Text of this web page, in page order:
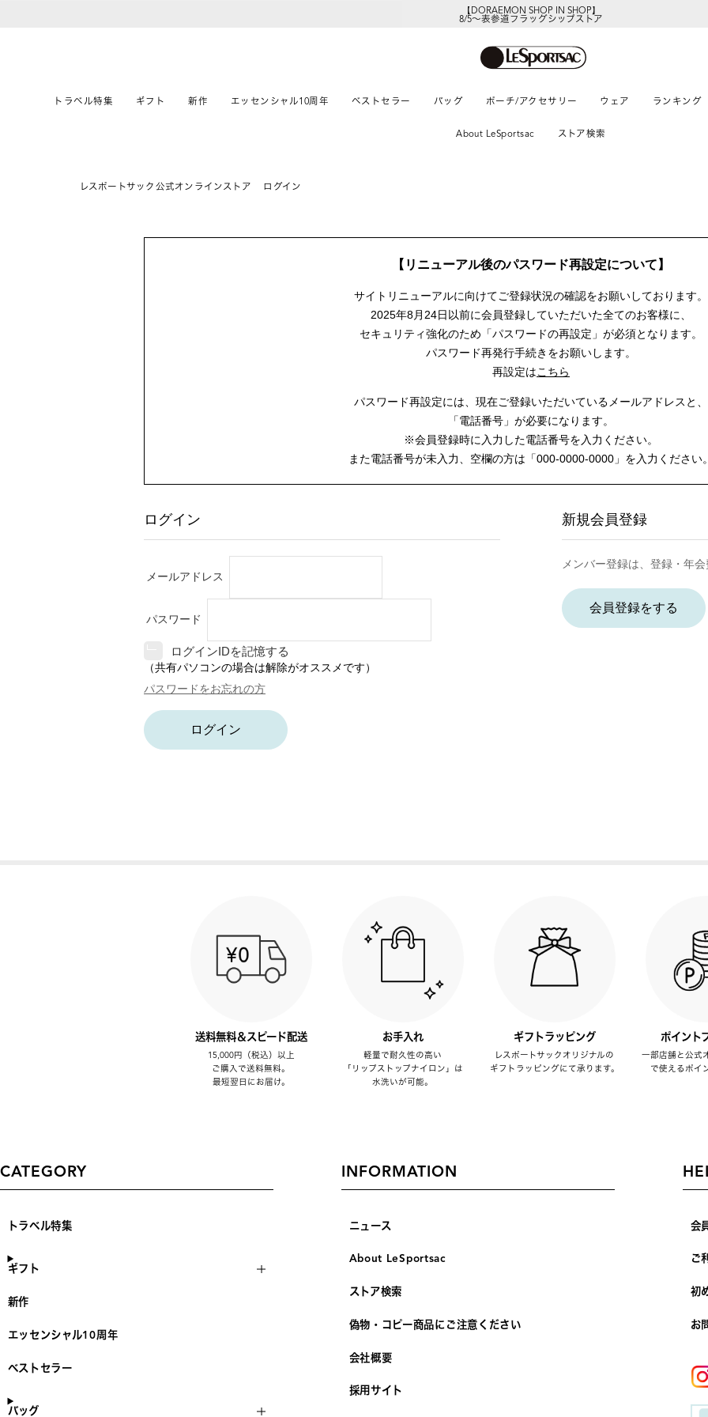
【DORAEMON SHOP IN SHOP】
8/5～表参道フラッグシップストア
トラベル特集 ギフト 新作 エッセンシャル10周年 ベストセラー バッグ ポーチ/アクセサリー ウェア ランキング
About LeSportsac ストア検索
レスポートサック公式オンラインストア ログイン
【リニューアル後のパスワード再設定について】
サイトリニューアルに向けてご登録状況の確認をお願いしております。
2025年8月24日以前に会員登録していただいた全てのお客様に、
セキュリティ強化のため「パスワードの再設定」が必須となります。
パスワード再発行手続きをお願いします。
再設定はこちら
パスワード再設定には、 現在ご登録いただいているメールアドレスと、
「電話番号」が必要になります。
※会員登録時に入力した電話番号を入力ください。
また電話番号が未入力、空欄の方は 「000-0000-0000」を入力ください。
ログイン
メールアドレス
パスワード
ログインIDを記憶する
（共有パソコンの場合は解除がオススメです）
パスワードをお忘れの方
ログイン
新規会員登録
メンバー登録は、登録・年会
会員登録をする
送料無料＆スピード配送
15,000円（税込）以上
ご購入で送料無料。
最短翌日にお届け。
お手入れ
軽量で耐久性の高い
「リップストップナイロン」は
水洗いが可能。
ギフトラッピング
レスポートサックオリジナルの
ギフトラッピングにて承ります。
ポイント
一部店舗と公式
で使えるポイ
CATEGORY
トラベル特集
ギフト
新作
エッセンシャル10周年
ベストセラー
バッグ
INFORMATION
ニュース
About LeSportsac
ストア検索
偽物・コピー商品にご注意ください
会社概要
採用サイト
会
ご
初
お